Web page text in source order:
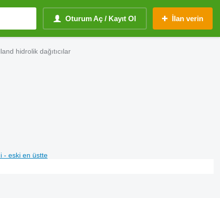
Oturum Aç / Kayıt Ol İlan verin
hidrolik dağıtıcılar
- eski en üstte